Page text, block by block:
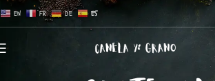
EN FR DE ES